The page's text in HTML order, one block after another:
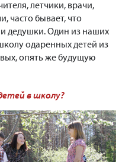
летчики, врачи,
часто бывает, что
дедушки. Один из наших
одаренных детей из
опять же будущую
в школу?